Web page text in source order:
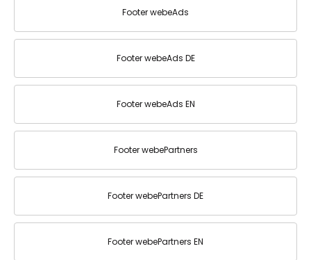
Footer webeAds
Footer webeAds DE
Footer webeAds EN
Footer webePartners
Footer webePartners DE
Footer webePartners EN